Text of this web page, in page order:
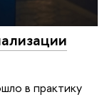
в практику